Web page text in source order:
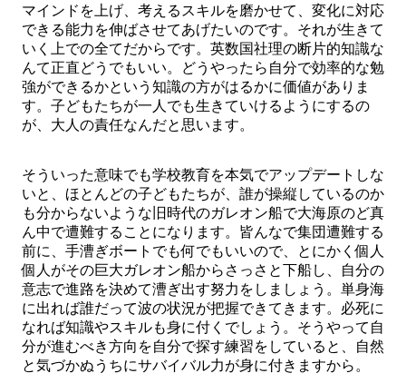
マインドを上げ、考えるスキルを磨かせて、変化に対応
できる能力を伸ばさせてあげたいのです。それが生きて
いく上での全てだからです。英数国社理の断片的知識な
んて正直どうでもいい。どうやったら自分で効率的な勉
強ができるかという知識の方がはるかに価値がありま
す。子どもたちが一人でも生きていけるようにするの
が、大人の責任なんだと思います。
そういった意味でも学校教育を本気でアップデートしな
いと、ほとんどの子どもたちが、誰が操縦しているのか
も分からないような旧時代のガレオン船で大海原のど真
ん中で遭難することになります。皆んなで集団遭難する
前に、手漕ぎボートでも何でもいいので、とにかく個人
個人がその巨大ガレオン船からさっさと下船し、自分の
意志で進路を決めて漕ぎ出す努力をしましょう。単身海
に出れば誰だって波の状況が把握できてきます。必死に
なれば知識やスキルも身に付くでしょう。そうやって自
分が進むべき方向を自分で探す練習をしていると、自然
と気づかぬうちにサバイバル力が身に付きますから。